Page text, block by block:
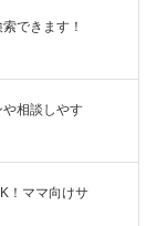
できます！
相談しやす
！ママ向けサ